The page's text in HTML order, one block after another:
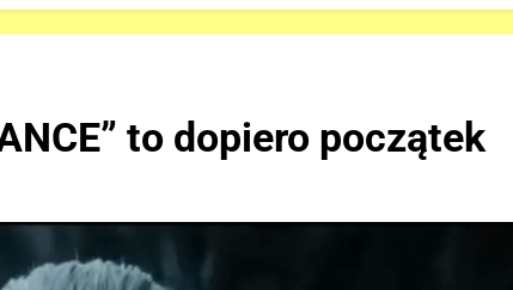
to dopiero początek